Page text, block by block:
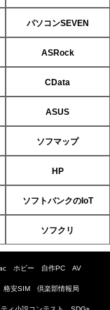
パソコンSEVEN
ASRock
CData
ASUS
ソフマップ
HP
ソフトバンクのIoT
ソフクリ
ホビー 自作PC AV
格安SIM 倶楽部情報局